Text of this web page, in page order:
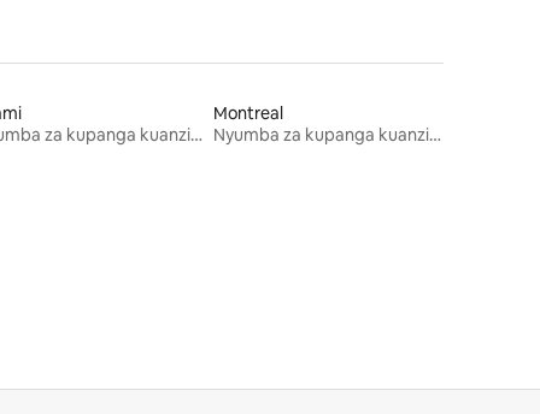
Nyumba za kupanga kuanzia mwezi mmoja
Montreal
Nyumba za kupanga kuanzia mwezi mmoja